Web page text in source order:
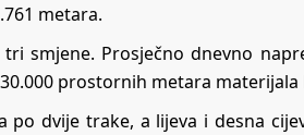
metara.
smjene. Prosječno dnevno
prostornih metara
po dvije trake, a lijeva i desna